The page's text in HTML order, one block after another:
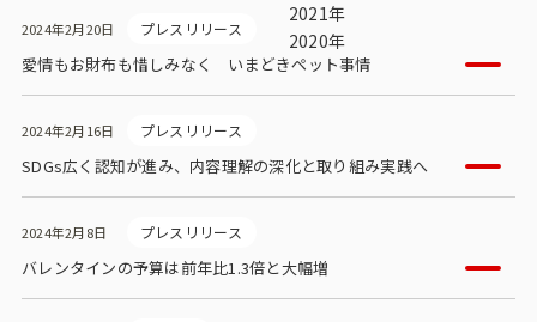
沿革
多様性・ダイバーシティへの取り組み
ソリューション／サービス
2021年
2020年
2024年2月20日 プレスリリース
愛情もお財布も惜しみなく いまどきペット事情
2024年2月16日 プレスリリース
SDGs広く認知が進み、内容理解の深化と取り組み実践へ
2024年2月8日 プレスリリース
バレンタインの予算は前年比1.3倍と大幅増